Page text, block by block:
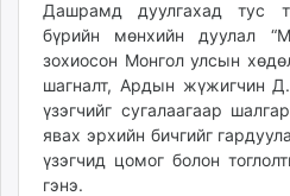
shudarga.mn
shuurhai.mn
unuudur.mn
isee.mn
mglradio.com
fact.mn
itoim.mn
Дашрамд дуулгахад тус
бүрийн мөнхийн дуулал
зохиосон Монгол улсын
шагналт, Ардын жүжигчин
үзэгчийг сугалаагаар
явах эрхийн бичгийг
үзэгчид цомог болон
гэнэ.